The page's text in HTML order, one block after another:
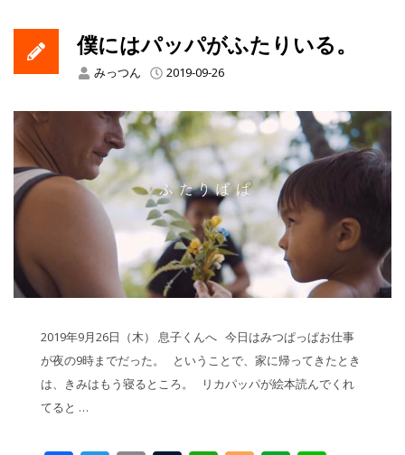
僕にはパッパがふたりいる。
みっつん 2019-09-26
2019年9月26日（木） 息子くんへ 今日はみつぱっぱお仕事
が夜の9時までだった。 ということで、家に帰ってきたとき
は、きみはもう寝るところ。 リカパッパが絵本読んでくれ
てると …